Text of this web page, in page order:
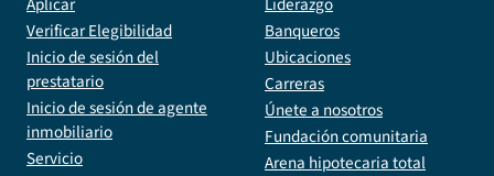
Verificar Elegibilidad
Inicio de sesión del
prestatario
Inicio de sesión de agente
inmobiliario
Servicio
Banqueros
Ubicaciones
Carreras
Únete a nosotros
Fundación comunitaria
Arena hipotecaria total